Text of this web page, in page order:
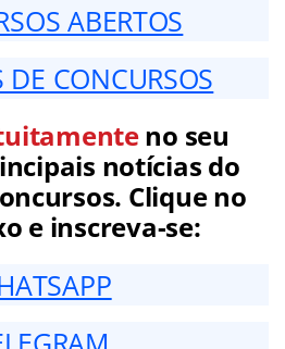
ABERTOS
DE CONCURSOS
no seu
notícias do
Clique no
e inscreva-se: